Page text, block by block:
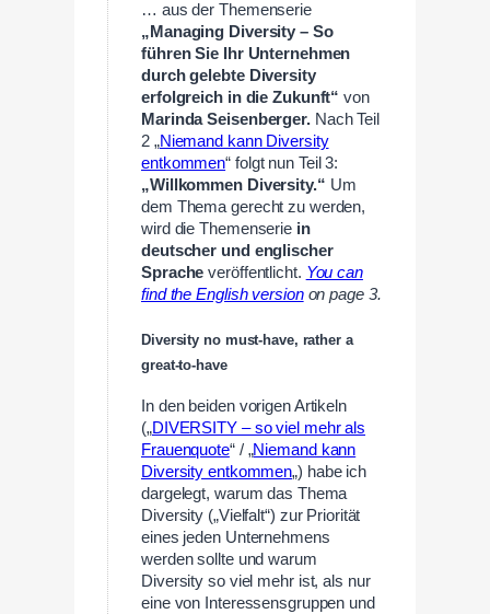
… aus der Themenserie
„Managing Diversity – So
führen Sie Ihr Unternehmen
durch gelebte Diversity
erfolgreich in die Zukunft“von
Marinda Seisenberger. Nach Teil
2 „Niemand kann Diversity
entkommen“ folgt nun Teil 3:
„Willkommen Diversity.“ Um
dem Thema gerecht zu werden,
wird die Themenserie in
deutscher und englischer
Sprache veröffentlicht. You can
find the English versionon page 3.
Diversity no must-have, rather a
great-to-have
In den beiden vorigen Artikeln
(„DIVERSITY – so viel mehr als
Frauenquote“ / „Niemand kann
Diversity entkommen„) habe ich
dargelegt, warum das Thema
Diversity („Vielfalt“) zur Priorität
eines jeden Unternehmens
werden sollte und warum
Diversity so viel mehr ist, als nur
eine von Interessensgruppen und